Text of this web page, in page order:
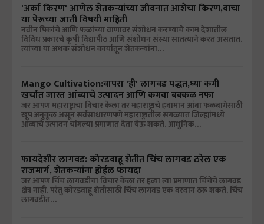
'अर्का किरण' आणेल शेतकऱ्यांच्या जीवनात आशेचा किरण,वाचा
या पेरूच्या जाती विषयी माहिती
नवीन पिकांचे आणि फळांच्या वाणावर संशोधन करण्याचे काम देशातील
विविध प्रकारचे कृषी विद्यापीठ आणि संशोधन संस्था सातत्याने करत असतात.
त्यांच्या या अथक संशोधन कार्यातून शेतकऱ्यांना…
Mango Cultivation:वापरा 'ही' लागवड पद्धत,घ्या कमी
खर्चात जास्त आंब्याचे उत्पादन आणि कमवा बक्कळ नफा
जर आपण महाराष्ट्राचा विचार केला तर महाराष्ट्राचे हवामान आंबा फळबागेसाठी
खूप अनुकूल असून सर्वसाधारणपणे महाराष्ट्रातील सगळ्यात जिल्ह्यांमध्ये
आंब्याचे उत्पादन चांगल्या प्रमाणात देता येऊ शकते. आधुनिक…
फायदेशीर लागवड: कोरडवाहू शेतीत चिंच लागवड ठरेल एक
राजमार्ग, शेतकऱ्यांना होईल फायदा
जर आपण चिंच लागवडीचा विचार केला तर हव्या त्या प्रमाणात चिंचेचे लागवड
क्षेत्र नाही. परंतु कोरडवाहू शेतीसाठी चिंच लागवड एक वरदान ठरू शकते. चिंच
लागवडीत…